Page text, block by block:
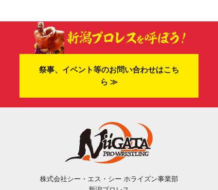
祭事、イベント等のお問い合わせはこち
ら ≫
株式会社シー・エス・シー ホライズン事業部